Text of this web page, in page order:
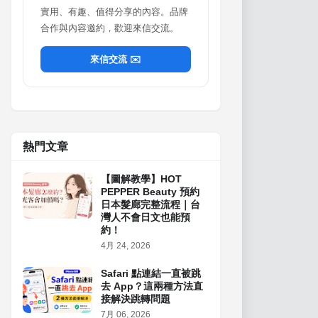
實用、有趣、值得分享的內容。品牌
合作與內容邀約，歡迎來信交流。
來信交流 ✉️
熱門文章
【圖解教學】HOT
PEPPER Beauty 預約
日本髮廊完整流程｜台
灣人不會日文也能預
約！
4月 24, 2026
Safari 點連結一直被跳
去 App？這兩種方法直
接解決跳轉問題
7月 06, 2026